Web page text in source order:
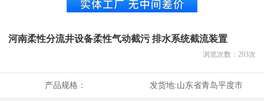
河南柔性分流井设备柔性气动截污 排水系统截流装置
浏览次数： 203次
产品规格： 发货地:山东省青岛平度市